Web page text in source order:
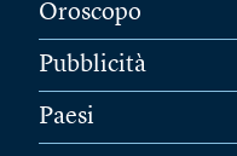
Oroscopo
Pubblicità
Paesi